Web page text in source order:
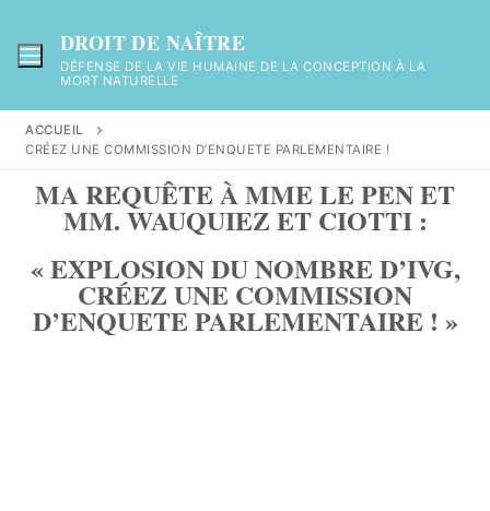
DROIT DE NAÎTRE
DÉFENSE DE LA VIE HUMAINE DE LA CONCEPTION À LA
MORT NATURELLE
ACCUEIL
CRÉEZ UNE COMMISSION D’ENQUETE PARLEMENTAIRE !
MA REQUÊTE À MME LE PEN ET
MM. WAUQUIEZ ET CIOTTI :
« EXPLOSION DU NOMBRE D’IVG,
CRÉEZ UNE COMMISSION
D’ENQUETE PARLEMENTAIRE ! »